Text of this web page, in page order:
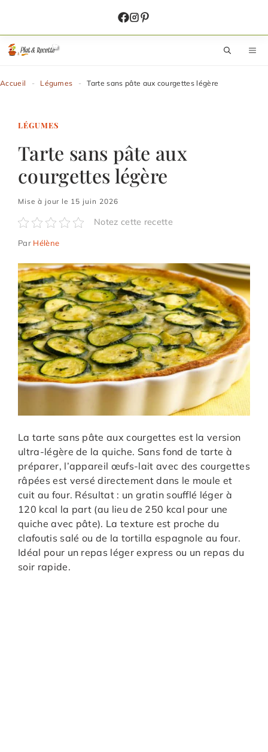
contenu
Accueil - Légumes - Tarte sans pâte aux courgettes légère
LÉGUMES
Tarte sans pâte aux
courgettes légère
Mise à jour le 15 juin 2026
Notez cette recette
Par Hélène
La tarte sans pâte aux courgettes est la version
ultra-légère de la quiche. Sans fond de tarte à
préparer, l’appareil œufs-lait avec des courgettes
râpées est versé directement dans le moule et
cuit au four. Résultat : un gratin soufflé léger à
120 kcal la part (au lieu de 250 kcal pour une
quiche avec pâte). La texture est proche du
clafoutis salé ou de la tortilla espagnole au four.
Idéal pour un repas léger express ou un repas du
soir rapide.